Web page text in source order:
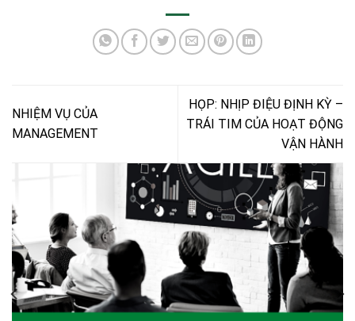
NHIỆM VỤ CỦA
MANAGEMENT
HỌP: NHỊP ĐIỆU ĐỊNH KỲ –
TRÁI TIM CỦA HOẠT ĐỘNG
VẬN HÀNH